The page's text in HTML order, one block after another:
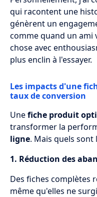
qui racontent une
génèrent un
comme quand un ami
chose avec
plus enclin à l'essayer.
Les impacts d'une
taux de conversion
Unefiche produit
transformer la
ligne. Mais quels sont
1. Réduction des
Des fiches complètes
même qu'elles ne